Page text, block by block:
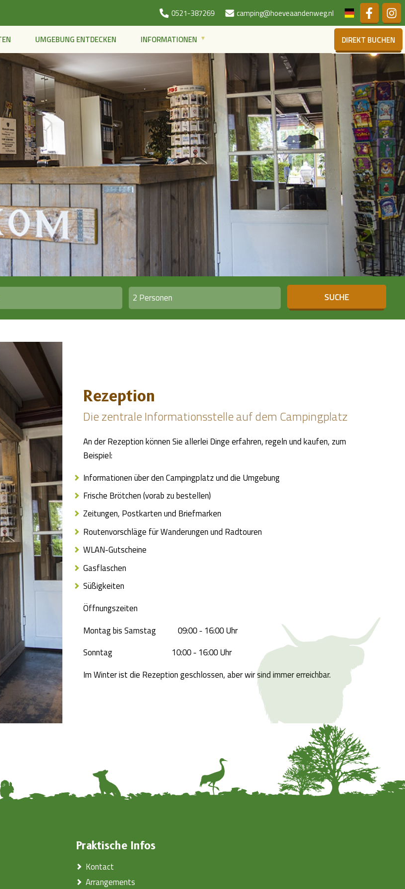
0521-387269 camping@hoeveaandenweg.nl
UMGEBUNG ENTDECKEN INFORMATIONEN DIREKT BUCHEN
2 Personen SUCHE
Rezeption
Die zentrale Informationsstelle auf dem Campingplatz
An der Rezeption können Sie allerlei Dinge erfahren, regeln und kaufen, zum
Beispiel:
Informationen über den Campingplatz und die Umgebung
Frische Brötchen (vorab zu bestellen)
Zeitungen, Postkarten und Briefmarken
Routenvorschläge für Wanderungen und Radtouren
WLAN-Gutscheine
Gasflaschen
Süßigkeiten
Öffnungszeiten
Montag bis Samstag 09:00 - 16:00 Uhr
Sonntag 10:00 - 16:00 Uhr
Im Winter ist die Rezeption geschlossen, aber wir sind immer erreichbar.
Praktische Infos
Kontact
Arrangements